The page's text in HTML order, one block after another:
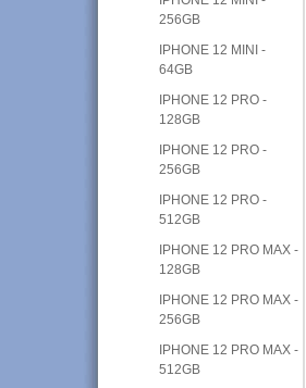
256GB
IPHONE 12 MINI -
64GB
IPHONE 12 PRO -
128GB
IPHONE 12 PRO -
256GB
IPHONE 12 PRO -
512GB
IPHONE 12 PRO MAX -
128GB
IPHONE 12 PRO MAX -
256GB
IPHONE 12 PRO MAX -
512GB